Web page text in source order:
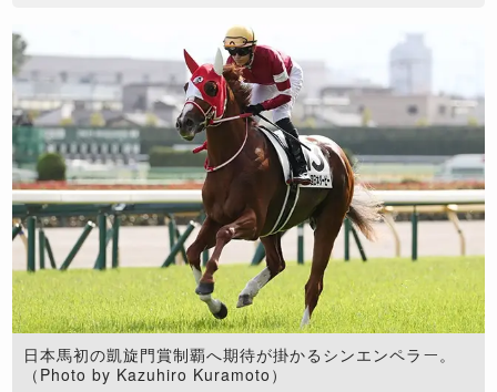
日本馬初の凱旋門賞制覇へ期待が掛かるシンエンペラー。
（Photo by Kazuhiro Kuramoto）